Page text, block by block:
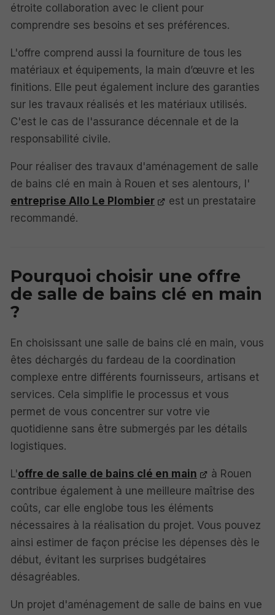
étroite collaboration avec le client pour
comprendre ses besoins et ses préférences.
L'offre comprend aussi la fourniture de tous les
matériaux et équipements, la main d’œuvre et les
finitions. Elle peut également inclure des garanties
sur les travaux réalisés et les matériaux utilisés.
C'est le cas de l'assurance décennale et de la
responsabilité civile.
Pour réaliser des travaux d'aménagement de salle
de bains clé en main à Rouen et ses alentours, l'
entreprise Allo Le Plombier
est un prestataire
recommandé.
Pourquoi choisir une offre
de salle de bains clé en main
?
En choisissant une salle de bains clé en main, vous
êtes déchargés du fardeau de la coordination
complexe entre différents fournisseurs, artisans et
services. Cela simplifie le processus et vous
permet de vous concentrer sur votre vie
quotidienne sans être submergés par les détails
logistiques.
L'offre de salle de bains clé en main
à Rouen
contribue également à une meilleure maîtrise des
coûts, car elle englobe tous les éléments
nécessaires à la réalisation du projet. Vous pouvez
ainsi estimer de façon précise les dépenses dès le
début, évitant les surprises budgétaires
désagréables.
Un projet d'aménagement de salle de bains en vue